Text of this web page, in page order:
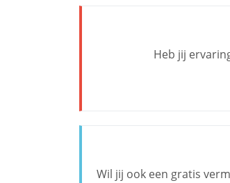
Heb jij
Wil jij ook een gratis